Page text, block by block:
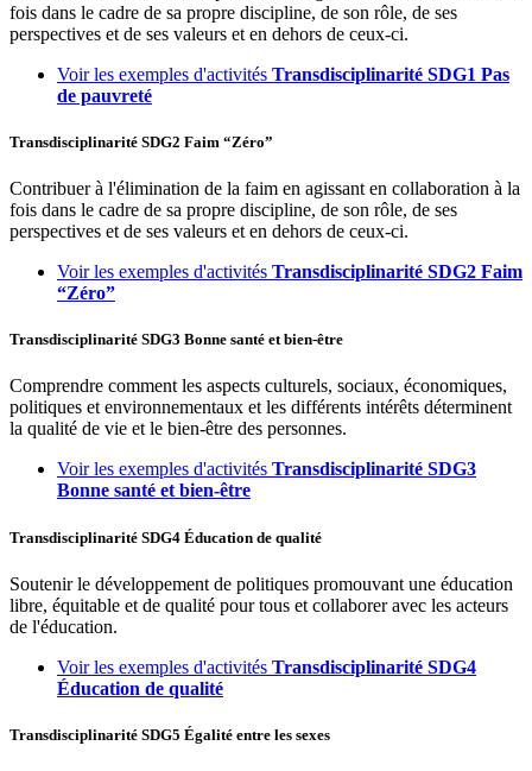
fois dans le cadre de sa propre discipline, de son rôle, de ses
perspectives et de ses valeurs et en dehors de ceux-ci.
Voir les exemples d'activités Transdisciplinarité SDG1 Pas
de pauvreté
Transdisciplinarité SDG2 Faim “Zéro”
Contribuer à l'élimination de la faim en agissant en collaboration à la
fois dans le cadre de sa propre discipline, de son rôle, de ses
perspectives et de ses valeurs et en dehors de ceux-ci.
Voir les exemples d'activités Transdisciplinarité SDG2 Faim
“Zéro”
Transdisciplinarité SDG3 Bonne santé et bien-être
Comprendre comment les aspects culturels, sociaux, économiques,
politiques et environnementaux et les différents intérêts déterminent
la qualité de vie et le bien-être des personnes.
Voir les exemples d'activités Transdisciplinarité SDG3
Bonne santé et bien-être
Transdisciplinarité SDG4 Éducation de qualité
Soutenir le développement de politiques promouvant une éducation
libre, équitable et de qualité pour tous et collaborer avec les acteurs
de l'éducation.
Voir les exemples d'activités Transdisciplinarité SDG4
Éducation de qualité
Transdisciplinarité SDG5 Égalité entre les sexes